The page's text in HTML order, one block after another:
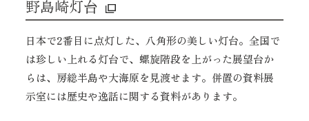
野島崎灯台
日本で2番目に点灯した、八角形の美しい灯台。全国で
は珍しい上れる灯台で、螺旋階段を上がった展望台か
らは、房総半島や大海原を見渡せます。併置の資料展
示室には歴史や逸話に関する資料があります。